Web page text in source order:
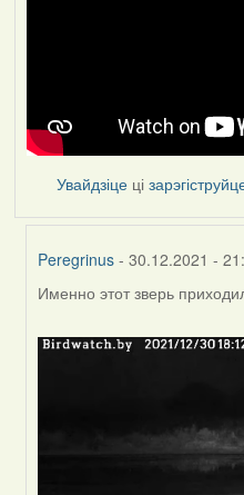
Увайдзіце ці
Peregrinus - 30.12.2021 -
In
to
Именно этот зверь